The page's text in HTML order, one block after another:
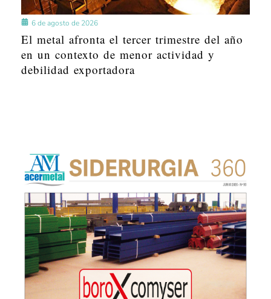
6 de agosto de 2026
El metal afronta el tercer trimestre del año
en un contexto de menor actividad y
debilidad exportadora